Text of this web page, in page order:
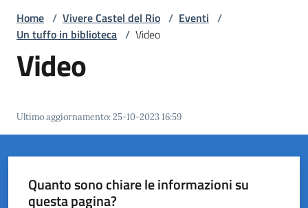
Amministrazione
Vivere
Castel
Home / Vivere Castel del Rio / Eventi /
Un tuffo in biblioteca / Video
Video
Ultimo aggiornamento:25-10-2023 16:59
Quanto sono chiare le informazioni su
questa pagina?